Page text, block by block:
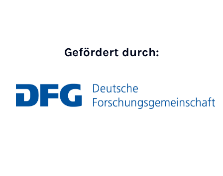
Gefördert durch: